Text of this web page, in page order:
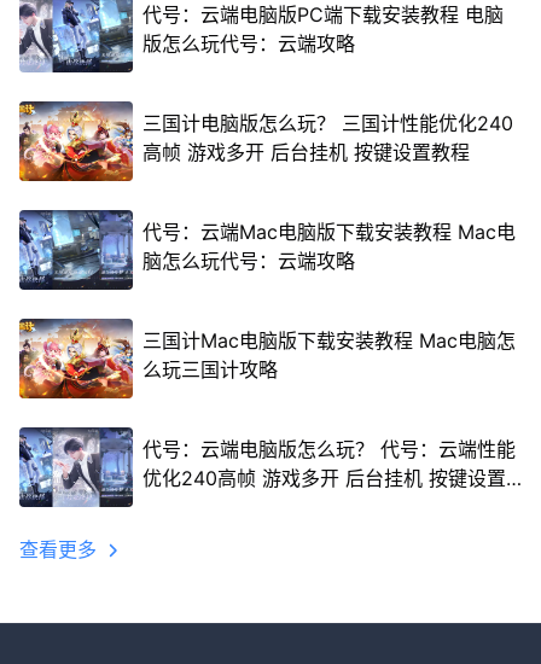
代号：云端电脑版PC端下载安装教程 电脑
版怎么玩代号：云端攻略
三国计电脑版怎么玩？ 三国计性能优化240
高帧 游戏多开 后台挂机 按键设置教程
代号：云端Mac电脑版下载安装教程 Mac电
脑怎么玩代号：云端攻略
三国计Mac电脑版下载安装教程 Mac电脑怎
么玩三国计攻略
代号：云端电脑版怎么玩？ 代号：云端性能
优化240高帧 游戏多开 后台挂机 按键设置
查看更多